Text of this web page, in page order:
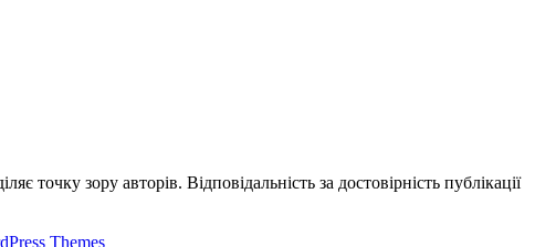
точку зору авторів. Відповідальність за достовірність публікації
Themes